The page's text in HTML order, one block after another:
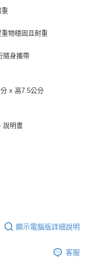
重
重物穩固且耐重
隨身攜帶
x 高7.5公分
說明書
顯示電腦版詳細說明
客服